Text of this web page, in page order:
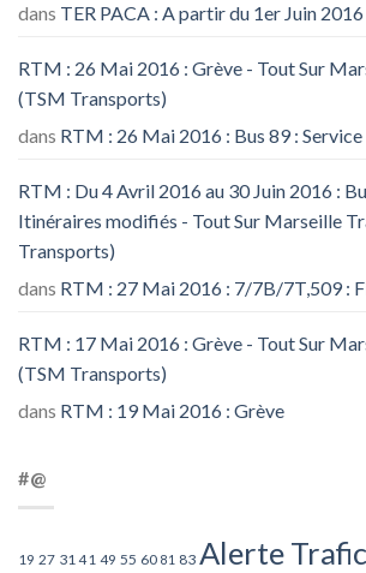
dans TER PACA : A partir du 1er Juin
RTM : 26 Mai 2016 : Grève - Tout Sur
(TSM Transports)
dans RTM : 26 Mai 2016 : Bus 89 :
RTM : Du 4 Avril 2016 au 30 Juin 2016 :
Itinéraires modifiés - Tout Sur Marseille
Transports)
dans RTM : 27 Mai 2016 : 7/7B/7T,509 :
RTM : 17 Mai 2016 : Grève - Tout Sur
(TSM Transports)
dans RTM : 19 Mai 2016 : Grève
#@
19 27 31 41 49 55 60 81 83 Alerte Trafic